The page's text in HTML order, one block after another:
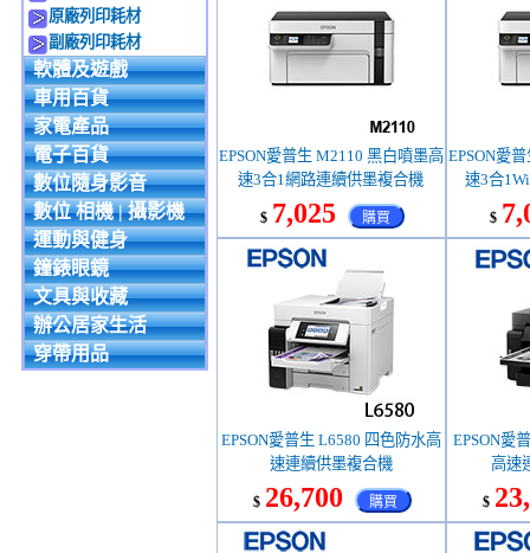
原廠列印耗材
副廠列印耗材
軟體及遊戲
車用百貨
家電產品
電子百貨
數位隨身影音
數位 相機 | 攝影機
運動與健身
鐘錶眼鏡
文具與收藏
辦公居家生活
穿帶用品
EPSON愛普生 M2110 黑白噴墨高
速3合1網路連續供墨複合機
$ 7,025 購買
EPSON愛
速3合
$
EPSON愛普生 L6580 四色防水高
速連續供墨複合機
$ 26,700 購買
EPSON愛
高速
$